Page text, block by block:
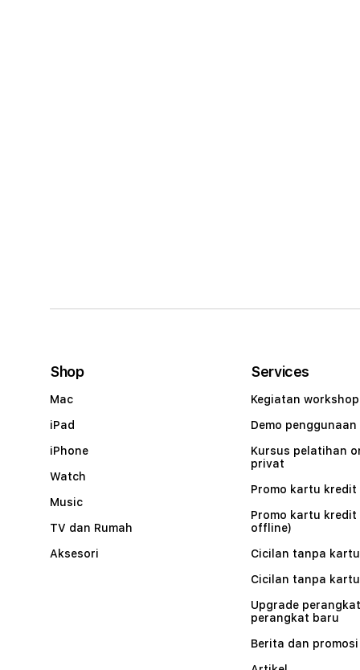
Shop
Mac
iPad
iPhone
Watch
Music
TV dan Rumah
Aksesori
Services
Kegiatan workshop
Demo penggunaan
Kursus pelatihan
privat
Promo kartu kredit
Promo kartu kredit
offline)
Cicilan tanpa
Cicilan tanpa
Upgrade
perangkat baru
Berita dan promosi